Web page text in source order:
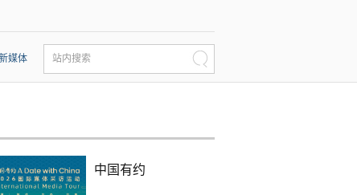
媒体 站内搜索
中国有约